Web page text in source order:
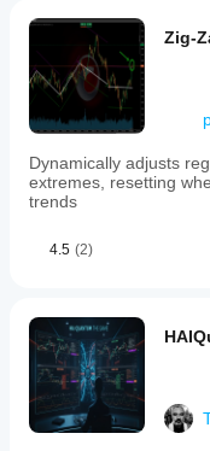
Zig-
Dynamically adjusts
extremes, resetting
trends
4.5 (2)